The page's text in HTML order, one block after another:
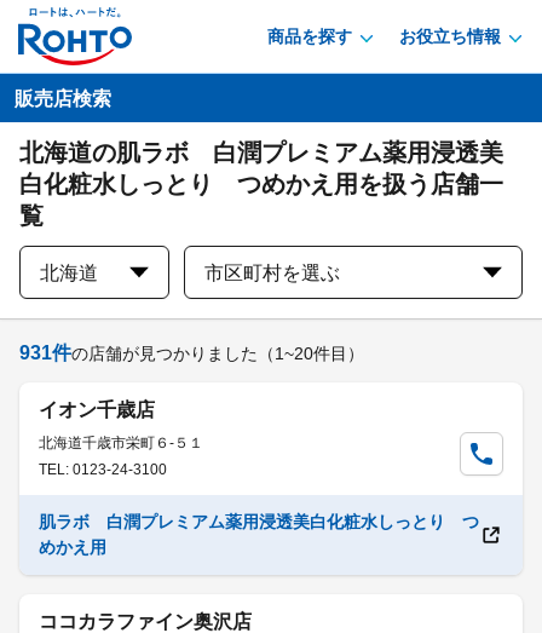
商品を探す お役立ち情報
販売店検索
北海道の肌ラボ 白潤プレミアム薬用浸透美
白化粧水しっとり つめかえ用を扱う店舗一
覧
北海道 市区町村を選ぶ
931件の店舗が見つかりました （1~20件目）
イオン千歳店
北海道千歳市栄町６-５１
TEL: 0123-24-3100
肌ラボ 白潤プレミアム薬用浸透美白化粧水しっとり つ
めかえ用
ココカラファイン奥沢店